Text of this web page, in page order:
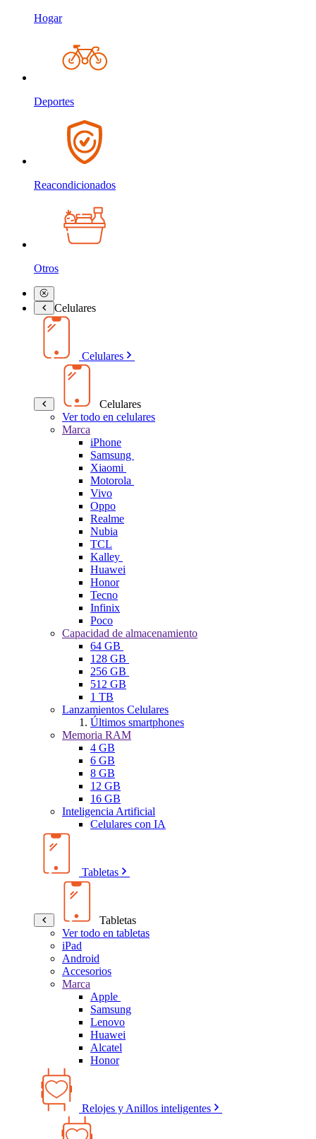
Hogar
Deportes
Reacondicionados
Otros
Celulares
Celulares
Celulares
Ver todo en celulares
Marca
iPhone
Samsung
Xiaomi
Motorola
Vivo
Oppo
Realme
Nubia
TCL
Kalley
Huawei
Honor
Tecno
Infinix
Poco
Capacidad de almacenamiento
64 GB
128 GB
256 GB
512 GB
1 TB
Lanzamientos Celulares
Últimos smartphones
Memoria RAM
4 GB
6 GB
8 GB
12 GB
16 GB
Inteligencia Artificial
Celulares con IA
Tabletas
Tabletas
Ver todo en tabletas
iPad
Android
Accesorios
Marca
Apple
Samsung
Lenovo
Huawei
Alcatel
Honor
Relojes y Anillos inteligentes